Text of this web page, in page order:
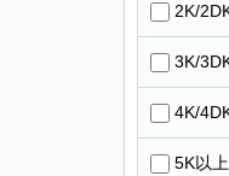
2K/
3K/
4K/
5K以上